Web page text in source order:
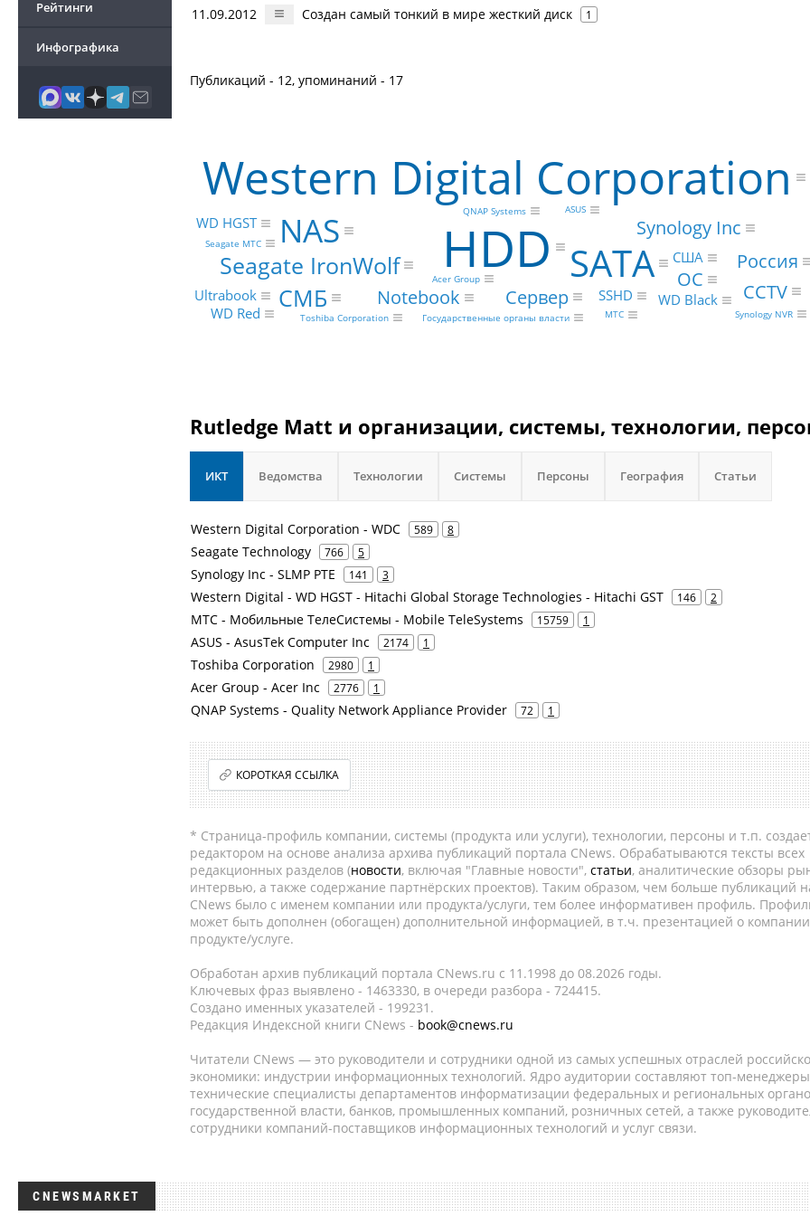
Рейтинги
Инфографика
11.09.2012 Создан самый тонкий в мире жесткий диск 1
Публикаций - 12, упоминаний - 17
HDD
Western Digital Corporation
SATA
NAS
Seagate IronWolf
СМБ
Synology Inc
Notebook
ОС
Сервер CCTV
Россия
WD HGST
SSHD
Ultrabook
WD Red
WD Black
США
МТС
ASUS
Toshiba Corporation
Acer Group
QNAP Systems
Государственные органы власти Synology NVR
Seagate MTC
Rutledge Matt и организации, системы, технологии,
ИКТ Ведомства Технологии Системы Персоны География Статьи
Western Digital Corporation - WDC 589 8
Seagate Technology 766 5
Synology Inc - SLMP PTE 141 3
Western Digital - WD HGST - Hitachi Global Storage Technologies - Hitachi GST 146 2
МТС - Мобильные ТелеСистемы - Mobile TeleSystems 15759 1
ASUS - AsusTek Computer Inc 2174 1
Toshiba Corporation 2980 1
Acer Group - Acer Inc 2776 1
QNAP Systems - Quality Network Appliance Provider 72 1
КОРОТКАЯ ССЫЛКА
* Страница-профиль компании, системы (продукта или услуги), технологии, персоны и т.п.
редактором на основе анализа архива публикаций портала CNews. Обрабатываются тексты всех
редакционных разделов (новости, включая "Главные новости", статьи, аналитические обзоры
интервью, а также содержание партнёрских проектов). Таким образом, чем больше публикаций
CNews было с именем компании или продукта/услуги, тем более информативен профиль.
может быть дополнен (обогащен) дополнительной информацией, в т.ч. презентацией о
продукте/услуге.
Обработан архив публикаций портала CNews.ru c 11.1998 до 08.2026 годы.
Ключевых фраз выявлено - 1463330, в очереди разбора - 724415.
Создано именных указателей - 199231.
Редакция Индексной книги CNews - book@cnews.ru
Читатели CNews — это руководители и сотрудники одной из самых успешных отраслей
экономики: индустрии информационных технологий. Ядро аудитории составляют топ-
технические специалисты департаментов информатизации федеральных и региональных
государственной власти, банков, промышленных компаний, розничных сетей, а также
сотрудники компаний-поставщиков информационных технологий и услуг связи.
CNEWSMARKET